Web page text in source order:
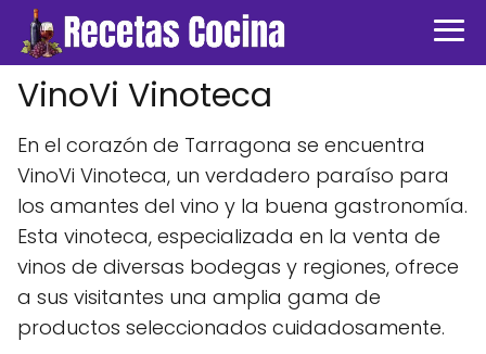
VinoVi Vinoteca
En el corazón de Tarragona se encuentra
VinoVi Vinoteca, un verdadero paraíso para
los amantes del vino y la buena gastronomía.
Esta vinoteca, especializada en la venta de
vinos de diversas bodegas y regiones, ofrece
a sus visitantes una amplia gama de
productos seleccionados cuidadosamente.